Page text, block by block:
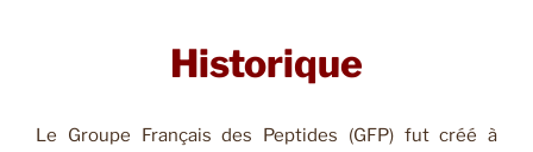
Historique
Le Groupe Français des Peptides (GFP) fut créé à